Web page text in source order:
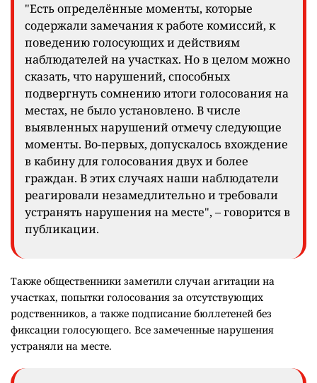
"Есть определённые моменты, которые
содержали замечания к работе комиссий, к
поведению голосующих и действиям
наблюдателей на участках. Но в целом можно
сказать, что нарушений, способных
подвергнуть сомнению итоги голосования на
местах, не было установлено. В числе
выявленных нарушений отмечу следующие
моменты. Во-первых, допускалось вхождение
в кабину для голосования двух и более
граждан. В этих случаях наши наблюдатели
реагировали незамедлительно и требовали
устранять нарушения на месте", – говорится в
публикации.
Также общественники заметили случаи агитации на
участках, попытки голосования за отсутствующих
родственников, а также подписание бюллетеней без
фиксации голосующего. Все замеченные нарушения
устраняли на месте.